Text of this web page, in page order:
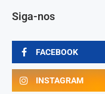
Siga-nos
FACEBOOK
INSTAGRAM